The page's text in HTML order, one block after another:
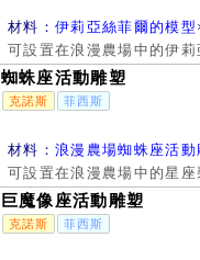
材料： 伊莉亞絲菲爾的模型
可設置在浪漫農場中的伊
蜘蛛座活動雕塑
克諾斯 菲西斯
材料： 浪漫農場蜘蛛座活動
可設置在浪漫農場中的星
巨魔像座活動雕塑
克諾斯 菲西斯